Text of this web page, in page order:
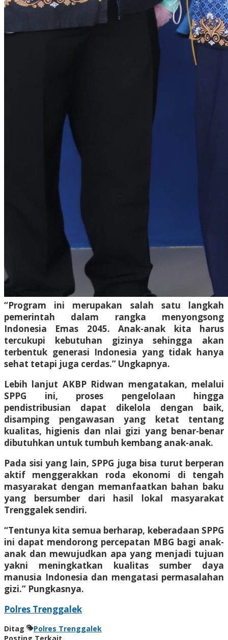
“Program ini merupakan salah satu langkah
pemerintah dalam rangka menyongsong
Indonesia Emas 2045. Anak-anak kita harus
tercukupi kebutuhan gizinya sehingga akan
terbentuk generasi Indonesia yang tidak hanya
sehat tetapi juga cerdas.” Ungkapnya.
Lebih lanjut AKBP Ridwan mengatakan, melalui
SPPG ini, proses pengelolaan hingga
pendistribusian dapat dikelola dengan baik,
disamping pengawasan yang ketat tentang
kualitas, higienis dan nlai gizi yang benar-benar
dibutuhkan untuk tumbuh kembang anak-anak.
Pada sisi yang lain, SPPG juga bisa turut berperan
aktif menggerakkan roda ekonomi di tengah
masyarakat dengan memanfaatkan bahan baku
yang bersumber dari hasil lokal masyarakat
Trenggalek sendiri.
“Tentunya kita semua berharap, keberadaan SPPG
ini dapat mendorong percepatan MBG bagi anak-
anak dan mewujudkan apa yang menjadi tujuan
yakni meningkatkan kualitas sumber daya
manusia Indonesia dan mengatasi permasalahan
gizi.” Pungkasnya.
Polres Trenggalek
Ditag
Polres Trenggalek